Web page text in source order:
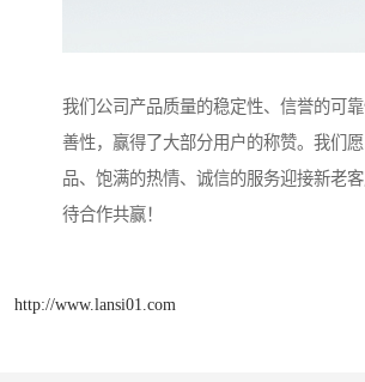
我们公司产品质量的稳定性、信誉的可
善性，赢得了大部分用户的称赞。我们
品、饱满的热情、诚信的服务迎接新老
待合作共赢！
http://www.lansi01.com